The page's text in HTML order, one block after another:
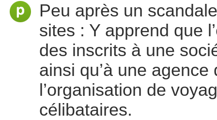
Peu après un
sites : Y apprend que
des inscrits à une
ainsi qu’à une
l’organisation de
célibataires.